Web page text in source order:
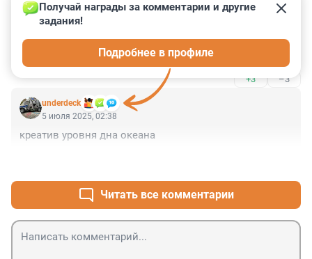
Гость
5 июля 2025, 09:23
Динамо только на это и способно, но только не на
хороший футбол!
+3 –3
underdeck
Получай награды за комментарии и другие
задания!
Подробнее в профиле
5 июля 2025, 02:38
креатив уровня дна океана
Читать все комментарии